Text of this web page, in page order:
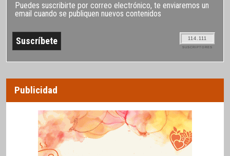
Puedes suscribirte por correo electrónico, te enviaremos un
email cuando se publiquen nuevos contenidos
114.111
SUSCRIPTORES
Publicidad